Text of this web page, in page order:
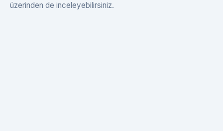
üzerinden de inceleyebilirsiniz.